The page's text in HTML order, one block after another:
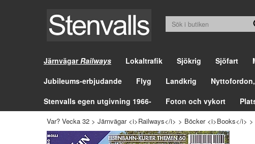
JärnvägarRailways Lokaltrafik Sjökrig Sjöfart
Jubileums-erbjudande
Flyg Landkrig
Stenvalls egen utgivning 1966-
Foton och vykort
Var? Vecka 32 > Järnvägar <i>Railways</i> > Böcker <i>Books</i> >